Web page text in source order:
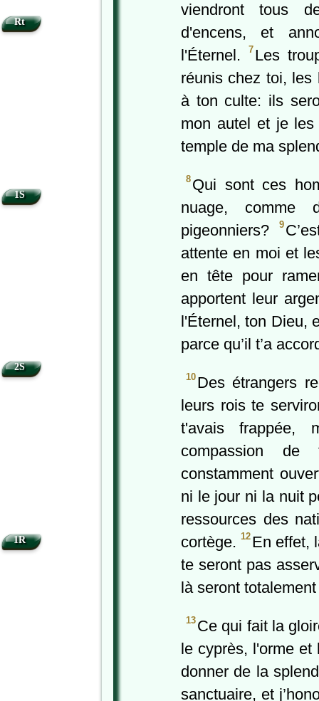
viendront tous
d'encens, et
l'Éternel.
7 Les
réunis chez toi, les
à ton culte: ils
mon autel et je les
temple de ma
8 Qui sont ces
nuage, comme
pigeonniers?9
attente en moi et
en tête pour
apportent leur
l'Éternel, ton Dieu,
parce qu’il t’a
10 Des étrangers
leurs rois te
t'avais frappée,
compassion
constamment
ni le jour ni la nuit
ressources des
cortège.12 En effet,
te seront pas
là seront
13 Ce qui fait la
le cyprès, l'orme et
donner de la
sanctuaire, et
Rt
1S
2S
1R